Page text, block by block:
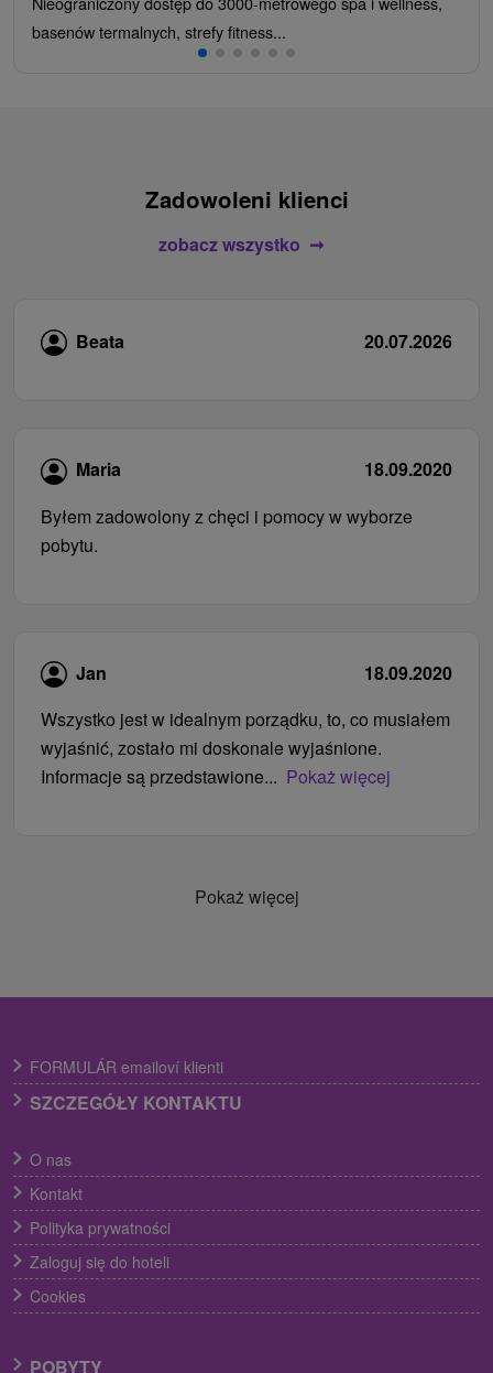
basenów termalnych, strefy fitness...
Zadowoleni klienci
zobacz wszystko
Beata 20.07.2026
Maria
18.09.2020
Byłem zadowolony z chęci i pomocy w wyborze
pobytu.
Jan
18.09.2020
Wszystko jest w idealnym porządku, to, co musiałem
wyjaśnić, zostało mi doskonale wyjaśnione.
Informacje są przedstawione... Pokaż więcej
Pokaż więcej
FORMULÁR emailoví klienti
SZCZEGÓŁY KONTAKTU
O nas
Kontakt
Polityka prywatności
Zaloguj się do hoteli
Cookies
POBYTY